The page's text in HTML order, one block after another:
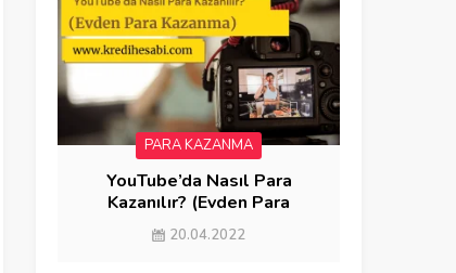
PARA KAZANMA
YouTube’da Nasıl Para
Kazanılır? (Evden Para
Kazanma)
20.04.2022